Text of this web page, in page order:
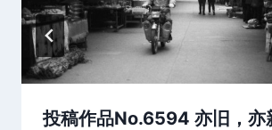
投稿作品No.6594 亦旧，亦